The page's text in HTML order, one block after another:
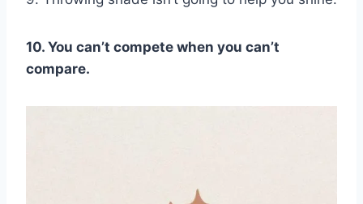
10. You can’t compete when you can’t
compare.